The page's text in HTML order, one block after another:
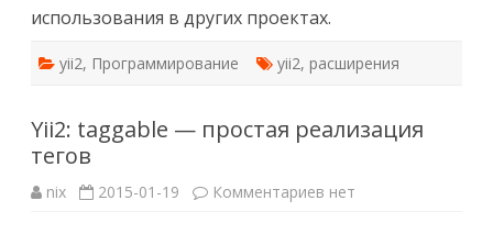
использования в других проектах.
yii2, Программирование yii2, расширения
Yii2: taggable — простая реализация
тегов
nix 2015-01-19 Комментариев кнет